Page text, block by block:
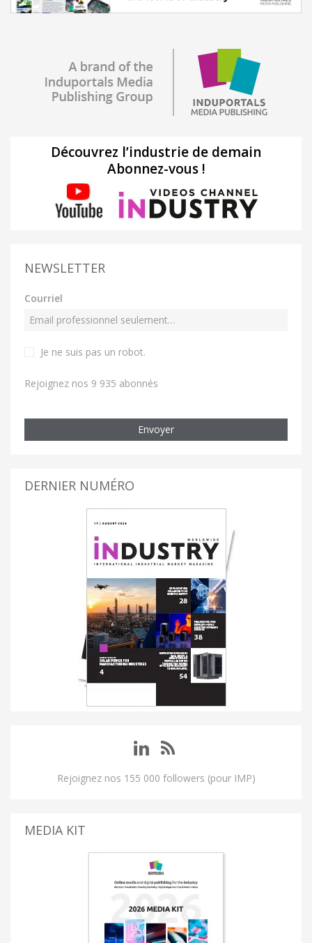
Découvrez l’industrie de demain
Abonnez-vous !
NEWSLETTER
Courriel
Je ne suis pas un robot.
Rejoignez nos 9 935 abonnés
Envoyer
DERNIER NUMÉRO
Rejoignez nos 155 000 followers (pour IMP)
MEDIA KIT